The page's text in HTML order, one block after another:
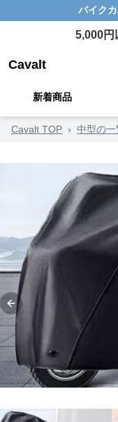
バイク
5,000
Cavalt
新着商品
Cavalt TOP › 中型の一
Previous slide